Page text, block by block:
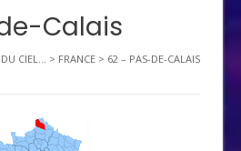
Calais
CIEL... > FRANCE > 62 – PAS-DE-CALAIS